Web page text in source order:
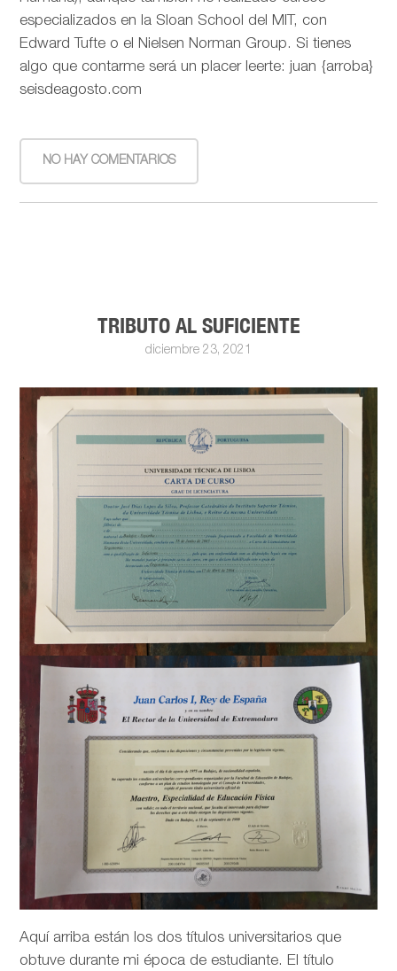
especializados en la Sloan School del MIT, con
Edward Tufte o el Nielsen Norman Group. Si tienes
algo que contarme será un placer leerte: juan {arroba}
seisdeagosto.com
NO HAY COMENTARIOS
TRIBUTO AL SUFICIENTE
diciembre 23, 2021
Aquí arriba están los dos títulos universitarios que
obtuve durante mi época de estudiante. El título